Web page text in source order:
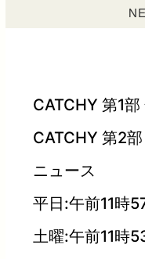
CATCHY 第1部
CATCHY 第2部
ニュース
平日:午前11時
土曜:午前11時